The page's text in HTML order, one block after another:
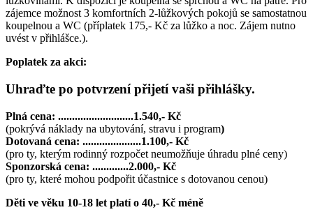
zájemce možnost 3 komfortních 2-lůžkových pokojů se samostatnou
koupelnou a WC (příplatek 175,- Kč za lůžko a noc. Zájem nutno
uvést v přihlášce.).
Poplatek za akci:
Uhraďte po potvrzení přijetí vaši přihlášky.
Plná cena: ...........................1.540,- Kč
(pokrývá náklady na ubytování, stravu i program)
Dotovaná cena: .....................1.100,- Kč
(pro ty, kterým rodinný rozpočet neumožňuje úhradu plné ceny)
Sponzorská cena: .............2.000,- Kč
(pro ty, které mohou podpořit účastnice s dotovanou cenou)
Děti ve věku 10-18 let platí o 40,- Kč méně